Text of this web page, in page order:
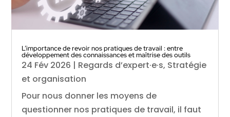
L’importance de revoir nos pratiques de travail : entre
développement des connaissances et maîtrise des outils
24 Fév 2026 | Regards d’expert·e·s, Stratégie
et organisation
Pour nous donner les moyens de
questionner nos pratiques de travail, il faut